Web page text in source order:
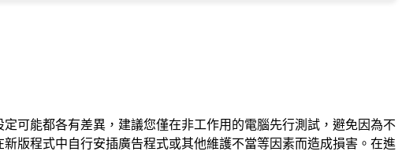
可能都各有差異，建議您僅在非工作用的電腦先行測試，避免因為不
版程式中自行安插廣告程式或其他維護不當等因素而造成損害。在進